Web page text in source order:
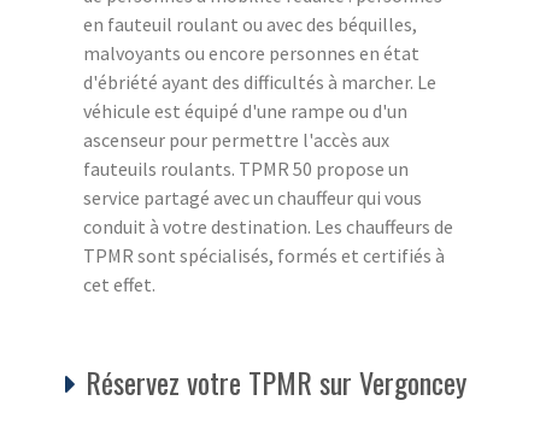
en fauteuil roulant ou avec des béquilles,
malvoyants ou encore personnes en état
d'ébriété ayant des difficultés à marcher. Le
véhicule est équipé d'une rampe ou d'un
ascenseur pour permettre l'accès aux
fauteuils roulants. TPMR 50 propose un
service partagé avec un chauffeur qui vous
conduit à votre destination. Les chauffeurs de
TPMR sont spécialisés, formés et certifiés à
cet effet.
Réservez votre TPMR sur Vergoncey